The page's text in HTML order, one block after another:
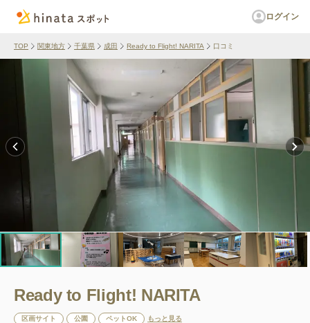
ログイン
TOP 関東地方 千葉県 成田 Ready to Flight! NARITA 口コミ
Ready to Flight! NARITA
区画サイト 公園 ペットOK もっと見る